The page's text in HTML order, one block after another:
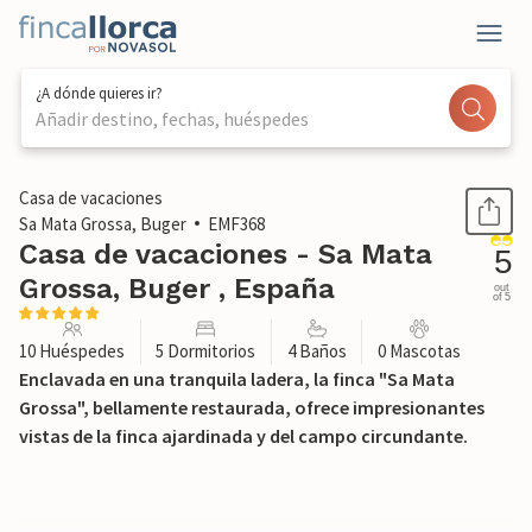
¿A dónde quieres ir?
Añadir destino, fechas, huéspedes
1 / 50
Casa de vacaciones
Sa Mata Grossa, Buger
EMF368
Casa de vacaciones - Sa Mata
Grossa, Buger , España
5
out
of 5
10 Huéspedes 5 Dormitorios 4 Baños 0 Mascotas
Enclavada en una tranquila ladera, la finca "Sa Mata
Grossa", bellamente restaurada, ofrece impresionantes
vistas de la finca ajardinada y del campo circundante.